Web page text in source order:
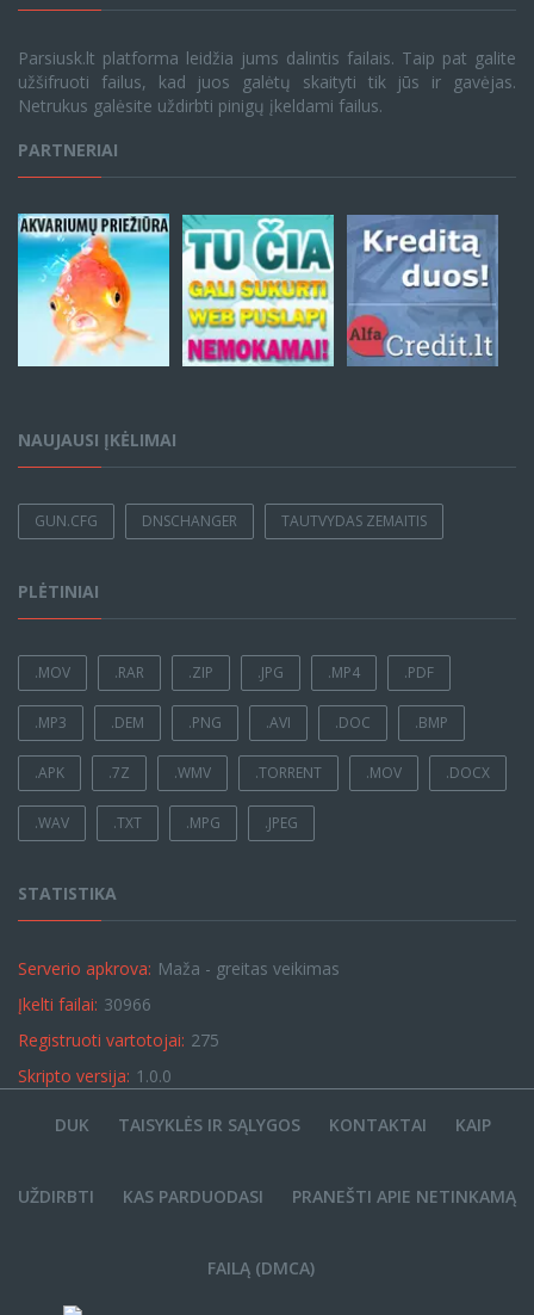
Parsiusk.lt platforma leidžia jums dalintis failais. Taip pat galite
užšifruoti failus, kad juos galėtų skaityti tik jūs ir gavėjas.
Netrukus galėsite uždirbti pinigų įkeldami failus.
PARTNERIAI
NAUJAUSI ĮKĖLIMAI
GUN.CFG DNSCHANGER TAUTVYDAS ZEMAITIS
PLĖTINIAI
.MOV .RAR .ZIP .JPG .MP4 .PDF
.MP3 .DEM .PNG .AVI .DOC .BMP
.APK .7Z .WMV .TORRENT .MOV .DOCX
.WAV .TXT .MPG .JPEG
STATISTIKA
Serverio apkrova: Maža - greitas veikimas
Įkelti failai: 30966
Registruoti vartotojai: 275
Skripto versija: 1.0.0
DUK TAISYKLĖS IR SĄLYGOS KONTAKTAI KAIP
UŽDIRBTI KAS PARDUODASI PRANEŠTI APIE NETINKAMĄ
FAILĄ (DMCA)